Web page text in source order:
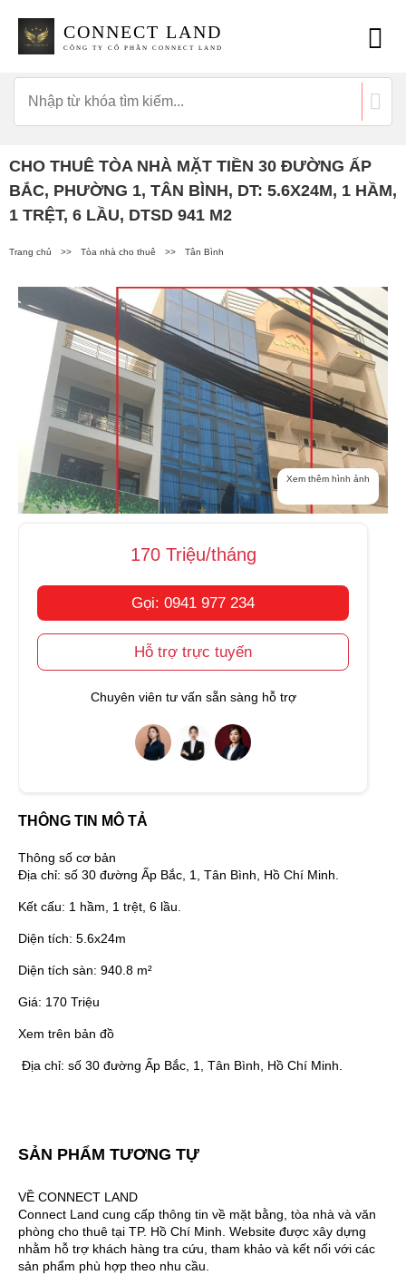
CONNECT LAND
CÔNG TY CỔ PHẦN CONNECT LAND
CHO THUÊ TÒA NHÀ MẶT TIỀN 30 ĐƯỜNG ẤP
BẮC, PHƯỜNG 1, TÂN BÌNH, DT: 5.6X24M, 1 HẦM,
1 TRỆT, 6 LẦU, DTSD 941 M2
Trang chủ >> Tòa nhà cho thuê >> Tân Bình
Xem thêm hình ảnh
170 Triệu/tháng
Gọi: 0941 977 234
Hỗ trợ trực tuyến
Chuyên viên tư vấn sẵn sàng hỗ trợ
THÔNG TIN MÔ TẢ
Thông số cơ bản
Địa chỉ: số 30 đường Ấp Bắc, 1, Tân Bình, Hồ Chí Minh.
Kết cấu: 1 hầm, 1 trệt, 6 lầu.
Diện tích: 5.6x24m
Diện tích sàn: 940.8 m²
Giá: 170 Triệu
Xem trên bản đồ
Địa chỉ: số 30 đường Ấp Bắc, 1, Tân Bình, Hồ Chí Minh.
SẢN PHẨM TƯƠNG TỰ
VỀ CONNECT LAND
Connect Land cung cấp thông tin về mặt bằng, tòa nhà và văn
phòng cho thuê tại TP. Hồ Chí Minh. Website được xây dựng
nhằm hỗ trợ khách hàng tra cứu, tham khảo và kết nối với các
sản phẩm phù hợp theo nhu cầu.